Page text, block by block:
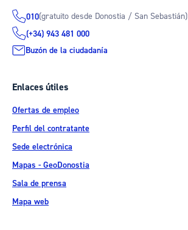
010(gratuito desde Donostia / San Sebastián)
(+34) 943 481 000
Buzón de la ciudadanía
Enlaces útiles
Ofertas de empleo
Perfil del contratante
Sede electrónica
Mapas - GeoDonostia
Sala de prensa
Mapa web